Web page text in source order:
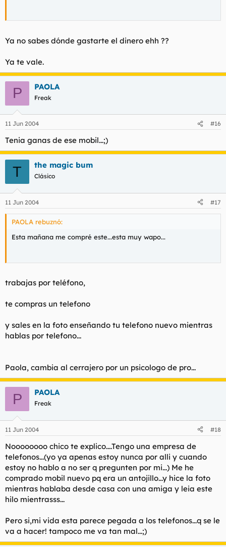
Ya no sabes dónde gastarte el dinero ehh ??
Ya te vale.
P PAOLA
Freak
11 Jun 2004 #16
Tenia ganas de ese mobil...;)
T the magic bum
Clásico
11 Jun 2004 #17
PAOLA rebuznó:
Esta mañana me compré este...esta muy wapo...
trabajas por teléfono,
te compras un telefono
y sales en la foto enseñando tu telefono nuevo mientras
hablas por telefono...
Paola, cambia al cerrajero por un psicologo de pro...
P PAOLA
Freak
11 Jun 2004 #18
Noooooooo chico te explico....Tengo una empresa de
telefonos...(yo ya apenas estoy nunca por alli y cuando
estoy no hablo a no ser q pregunten por mi...) Me he
comprado mobil nuevo pq era un antojillo...y hice la foto
mientras hablaba desde casa con una amiga y leia este
hilo mientrasss...
Pero si,mi vida esta parece pegada a los telefonos...q se le
va a hacer! tampoco me va tan mal...;)